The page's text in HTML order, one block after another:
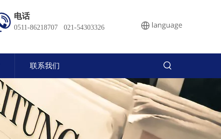
电话
0511-86218707 021-54303326
联系我们